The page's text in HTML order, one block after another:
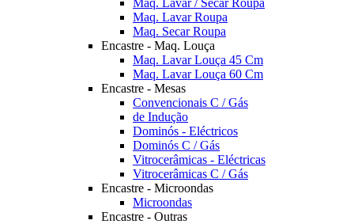
Maq. Lavar / Secar Roupa
Maq. Lavar Roupa
Maq. Secar Roupa
Encastre - Maq. Louça
Maq. Lavar Louça 45 Cm
Maq. Lavar Louça 60 Cm
Encastre - Mesas
Convencionais C / Gás
de Indução
Dominós - Eléctricos
Dominós C / Gás
Vitrocerâmicas - Eléctricas
Vitrocerâmicas C / Gás
Encastre - Microondas
Microondas
Encastre - Outras